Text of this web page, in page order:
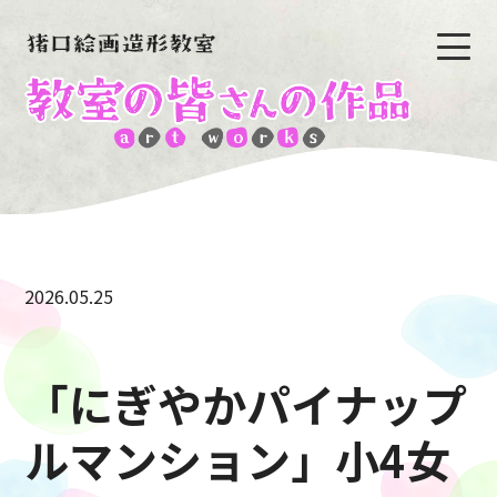
2026.05.25
「にぎやかパイナップ
ルマンション」小4女